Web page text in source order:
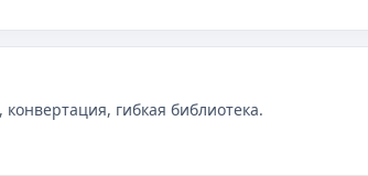
гибкая библиотека.